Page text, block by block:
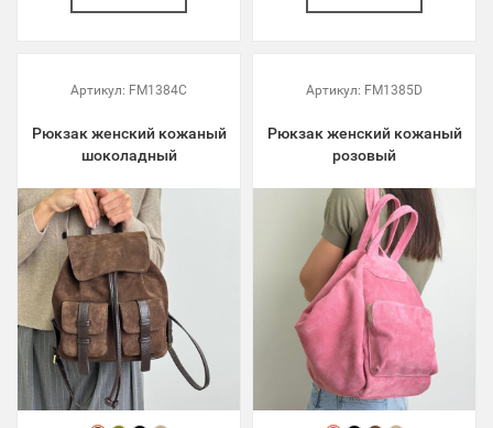
Артикул: FM1384C
Рюкзак женский кожаный
шоколадный
Артикул: FM1385D
Рюкзак женский кожаный
розовый